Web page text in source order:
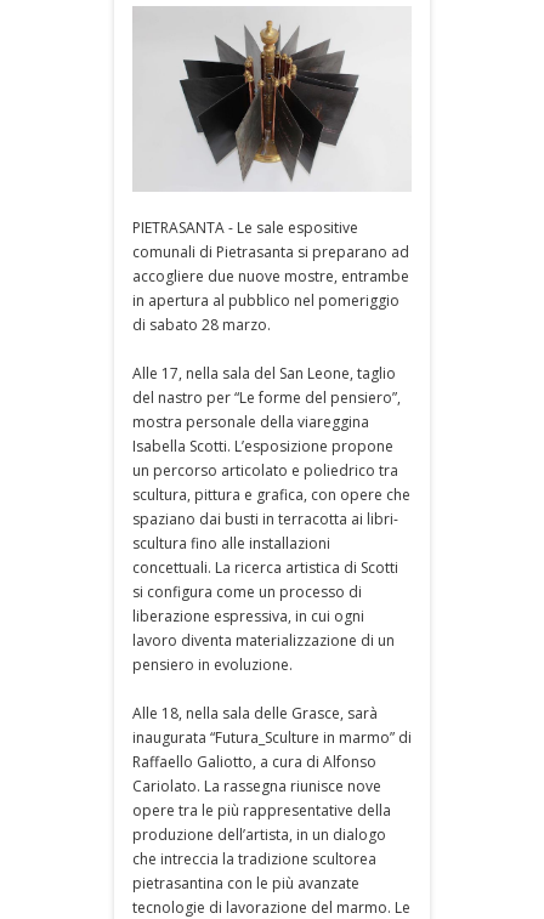
PIETRASANTA - Le sale espositive
comunali di Pietrasanta si preparano ad
accogliere due nuove mostre, entrambe
in apertura al pubblico nel pomeriggio
di sabato 28 marzo.
Alle 17, nella sala del San Leone, taglio
del nastro per “Le forme del pensiero”,
mostra personale della viareggina
Isabella Scotti. L’esposizione propone
un percorso articolato e poliedrico tra
scultura, pittura e grafica, con opere che
spaziano dai busti in terracotta ai libri-
scultura fino alle installazioni
concettuali. La ricerca artistica di Scotti
si configura come un processo di
liberazione espressiva, in cui ogni
lavoro diventa materializzazione di un
pensiero in evoluzione.
Alle 18, nella sala delle Grasce, sarà
inaugurata “Futura_Sculture in marmo” di
Raffaello Galiotto, a cura di Alfonso
Cariolato. La rassegna riunisce nove
opere tra le più rappresentative della
produzione dell’artista, in un dialogo
che intreccia la tradizione scultorea
pietrasantina con le più avanzate
tecnologie di lavorazione del marmo. Le